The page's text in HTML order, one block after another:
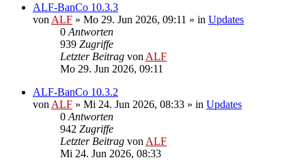
ALF-BanCo 10.3.3
von ALF » Mo 29. Jun 2026, 09:11 » in Updates
0 Antworten
939 Zugriffe
Letzter Beitrag von ALF
Mo 29. Jun 2026, 09:11
ALF-BanCo 10.3.2
von ALF » Mi 24. Jun 2026, 08:33 » in Updates
0 Antworten
942 Zugriffe
Letzter Beitrag von ALF
Mi 24. Jun 2026, 08:33